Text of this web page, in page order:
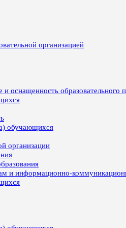
организацией
оснащенность образовательного
обучающихся
организации
и информационно-